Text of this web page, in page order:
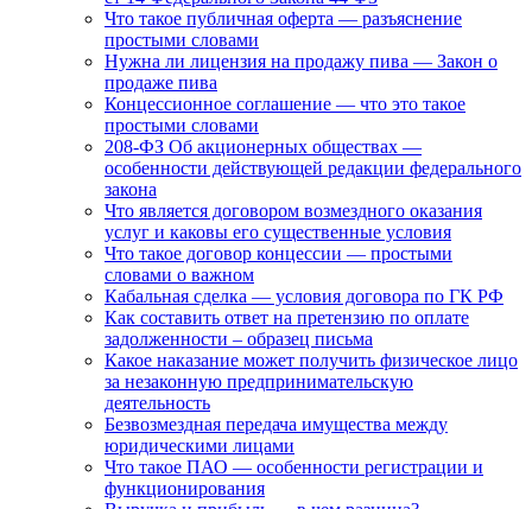
Что такое публичная оферта — разъяснение
простыми словами
Нужна ли лицензия на продажу пива — Закон о
продаже пива
Концессионное соглашение — что это такое
простыми словами
208-ФЗ Об акционерных обществах —
особенности действующей редакции федерального
закона
Что является договором возмездного оказания
услуг и каковы его существенные условия
Что такое договор концессии — простыми
словами о важном
Кабальная сделка — условия договора по ГК РФ
Как составить ответ на претензию по оплате
задолженности – образец письма
Какое наказание может получить физическое лицо
за незаконную предпринимательскую
деятельность
Безвозмездная передача имущества между
юридическими лицами
Что такое ПАО — особенности регистрации и
функционирования